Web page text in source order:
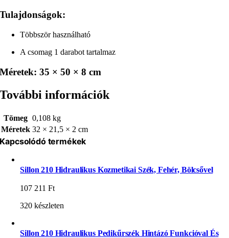
Tulajdonságok:
Többször használható
A csomag 1 darabot tartalmaz
Méretek: 35 × 50 × 8 cm
További információk
Tömeg 0,108 kg
Méretek 32 × 21,5 × 2 cm
Kapcsolódó termékek
Sillon 210 Hidraulikus Kozmetikai Szék, Fehér, Bölcsővel
107 211Ft
320 készleten
Sillon 210 Hidraulikus Pedikűrszék Hintázó Funkcióval És